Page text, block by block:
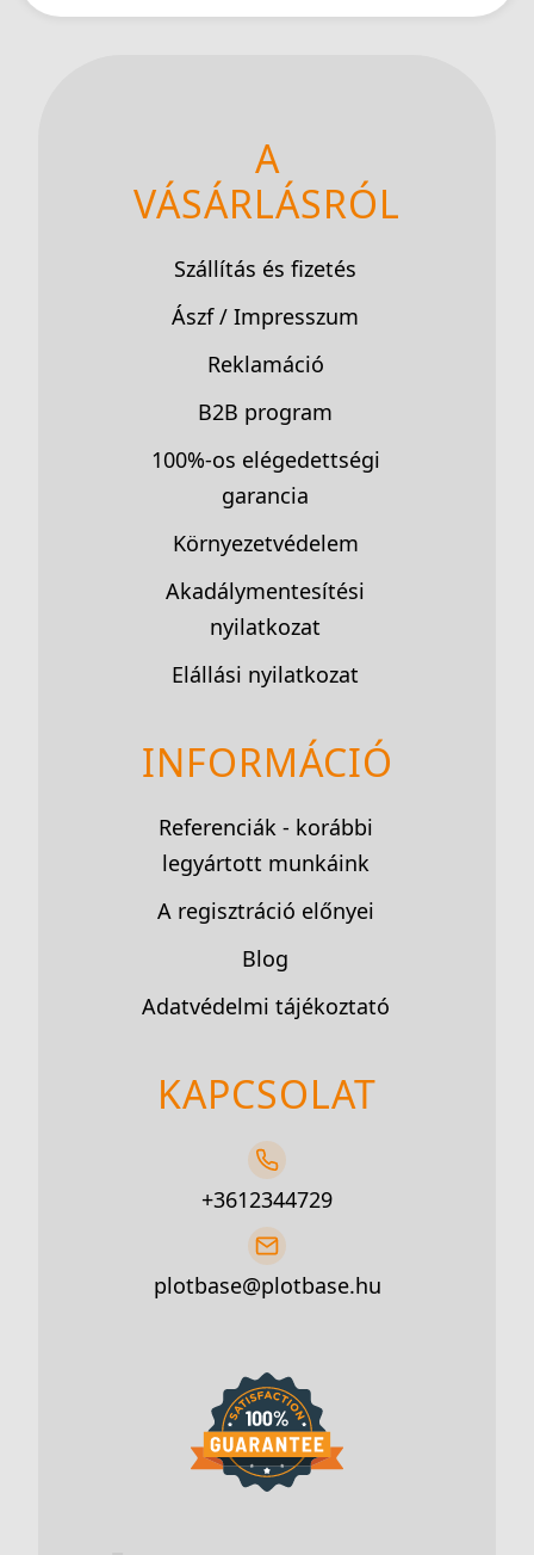
A
VÁSÁRLÁSRÓL
Szállítás és fizetés
Ászf / Impresszum
Reklamáció
B2B program
100%-os elégedettségi
garancia
Környezetvédelem
Akadálymentesítési
nyilatkozat
Elállási nyilatkozat
INFORMÁCIÓ
Referenciák - korábbi
legyártott munkáink
A regisztráció előnyei
Blog
Adatvédelmi tájékoztató
KAPCSOLAT
+3612344729
plotbase@plotbase.hu